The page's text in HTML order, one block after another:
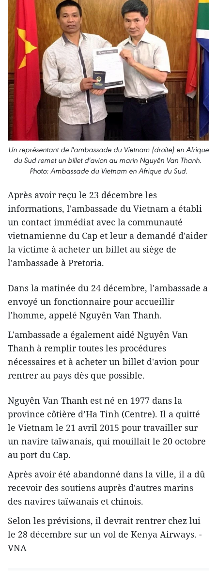
Un représentant de l'​ambassade du Vietnam (droite) en Afrique
du Sud remet ​un billet d'avion ​au marin Nguyên Van Thanh.
Photo: Ambassade du Vietnam en Afrique du Sud.
Après avoir reçu le 23 décembre ​les
informations, l'​ambassade du Vietnam a établi
un contact immédiat avec la communauté
vietnamienne du Cap et leur a demandé d'aider
la victime à acheter un billet au siège de
l'ambassade à Pretoria.
Dans la matinée du 24 décembre, l'ambassade a
envoyé un fonctionnaire pour accueillir
l'homme, appelé Nguyên Van Thanh.
L'​ambassade a également aid​é Nguyên Van
Thanh à remplir toutes les procédures
nécessaires et à acheter un billet d'avion pour
rentrer au pays dès que possible.
Nguyên Van Thanh est né en 1977 dans la
province côtière d’Ha Tinh (Centre). Il a quitté
le Vietnam le 21 avril 2015 pour travailler sur
un navire taïwanais, qui ​mouillait le 20 octobre
au port du Cap.
Après avoir été abandonné dans la ville, il a dû
recevoir des soutiens auprès d'autres marins
des navires taïwanais et chinois.
Selon les prévisions, il devrait rentrer chez lui
le 28 décembre sur un vol de Kenya Airways. -
VNA